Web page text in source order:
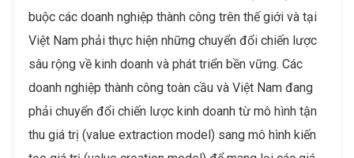
buộc các doanh nghiệp thành công trên thế giới và tại
Việt Nam phải thực hiện những chuyển đổi chiến lược
sâu rộng về kinh doanh và phát triển bền vững. Các
doanh nghiệp thành công toàn cầu và Việt Nam đang
phải chuyển đổi chiến lược kinh doanh từ mô hình tận
thu giá trị (value extraction model) sang mô hình kiến